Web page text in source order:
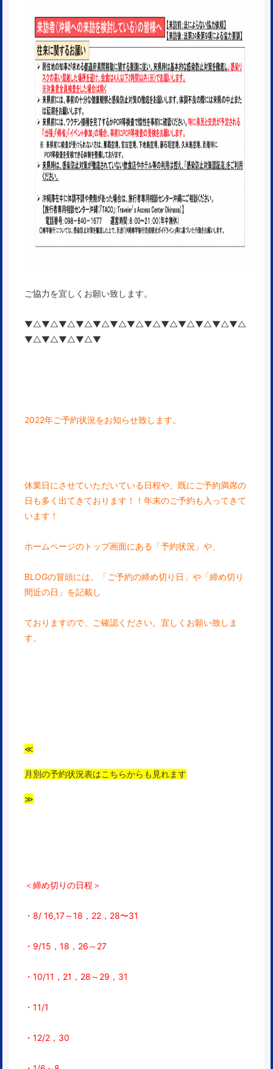
ご協力を宜しくお願い致します。
▼△▼△▼△▼△▼△▼△▼△▼△▼△▼△▼△▼△▼△
▼△▼△▼△▼△▼
2022年ご予約状況をお知らせ致します。
休業日にさせていただいている日程や、既にご予約満席の
日も多く出てきております！！年末のご予約も入ってきて
います！
ホームページのトップ画面にある「予約状況」や、
BLOGの冒頭には、「ご予約の締め切り日」や「締め切り
間近の日」を記載し
ておりますので、ご確認ください。宜しくお願い致しま
す。
≪
月別の予約状況表はこちらからも見れます
≫
＜締め切りの日程＞
・8/ 16,17～18，22，28〜31
・9/15，18，26～27
・10/11，21，28～29，31
・11/1
・12/2，30